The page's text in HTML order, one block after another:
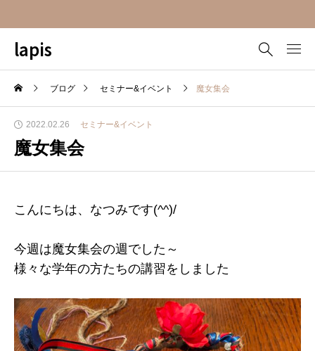
lapis
ブログ セミナー&イベント 魔女集会
2022.02.26 セミナー&イベント
魔女集会
こんにちは、なつみです(^^)/
今週は魔女集会の週でした～
様々な学年の方たちの講習をしました